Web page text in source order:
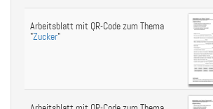
Arbeitsblatt mit QR-Code zum Thema
"Zucker"